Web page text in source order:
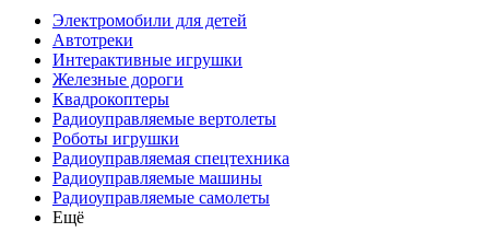
Электромобили для детей
Автотреки
Интерактивные игрушки
Железные дороги
Квадрокоптеры
Радиоуправляемые вертолеты
Роботы игрушки
Радиоуправляемая спецтехника
Радиоуправляемые машины
Радиоуправляемые самолеты
Ещё